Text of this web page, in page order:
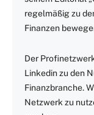
regelmäßig zu
Finanzen
Der
Linkedin zu den
Finanzbranche.
Netzwerk zu